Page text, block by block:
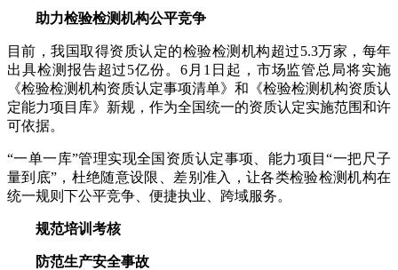
助力检验检测机构公平竞争
目前，我国取得资质认定的检验检测机构超过5.3万家，每年
出具检测报告超过5亿份。6月1日起，市场监管总局将实施
《检验检测机构资质认定事项清单》和《检验检测机构资质认
定能力项目库》新规，作为全国统一的资质认定实施范围和许
可依据。
“一单一库”管理实现全国资质认定事项、能力项目“一把尺子
量到底”，杜绝随意设限、差别准入，让各类检验检测机构在
统一规则下公平竞争、便捷执业、跨域服务。
规范培训考核
防范生产安全事故